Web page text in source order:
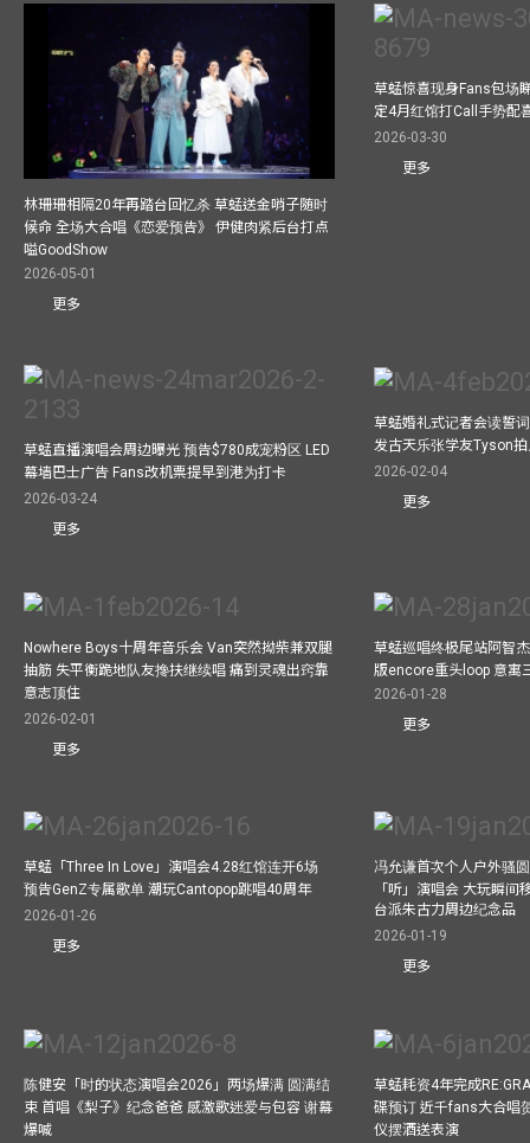
林珊珊相隔20年再踏台回忆杀 草蜢送金哨子随时
候命 全场大合唱《恋爱预告》 伊健肉紧后台打点
嗌GoodShow
2026-05-01
更多
草蜢惊喜现身Fans包场
定4月红馆打Call手势配
2026-03-30
更多
草蜢直播演唱会周边曝光 预告$780成宠粉区 LED
幕墙巴士广告 Fans改机票提早到港为打卡
2026-03-24
更多
草蜢婚礼式记者会读誓
发古天乐张学友Tyson
2026-02-04
更多
Nowhere Boys十周年音乐会 Van突然拗柴兼双腿
抽筋 失平衡跪地队友搀扶继续唱 痛到灵魂出窍靠
意志顶住
2026-02-01
更多
草蜢巡唱终极尾站阿智
版encore重头loop 意寓
2026-01-28
更多
草蜢「Three In Love」演唱会4.28红馆连开6场
预告GenZ专属歌单 潮玩Cantopop跳唱40周年
2026-01-26
更多
冯允谦首次个人户外骚
「听」演唱会 大玩瞬
台派朱古力周边纪念品
2026-01-19
更多
陈健安「时的状态演唱会2026」两场爆满 圆满结
束 首唱《梨子》纪念爸爸 感激歌迷爱与包容 谢幕
爆喊
草蜢耗资4年完成
碟预订 近千fans大合唱
仪摆酒送表演